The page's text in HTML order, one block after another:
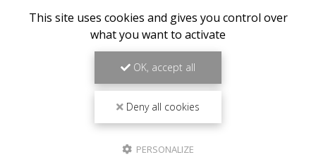
This site uses cookies and gives you control over
what you want to activate
OK, accept all
Deny all cookies
PERSONALIZE